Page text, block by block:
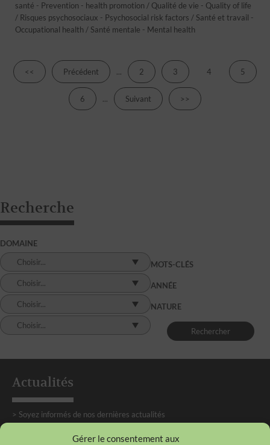
Gérer le consentement aux
santé - Prevention - health promotion / Qualité de vie - Quality of life
/ Risques psychosociaux - Psychosocial risk factors / Santé et travail -
Occupational health / Santé mentale - Mental health
<< Précédent ... 2 3 4 5
6 ... Suivant >>
Recherche
DOMAINE
Choisir...
MOTS-CLÉS
Choisir...
ANNÉE
Choisir...
NATURE
Choisir...
Actualités
> Soyez informés de nos dernières actualités